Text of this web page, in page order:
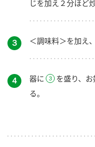
じを加え２分ほど
３ ＜調味料＞を加え
４ 器に
を盛り、
る。